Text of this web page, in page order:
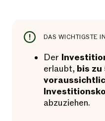
DAS WICHTIGSTE
Der
erlaubt, bis zu
abzuziehen.